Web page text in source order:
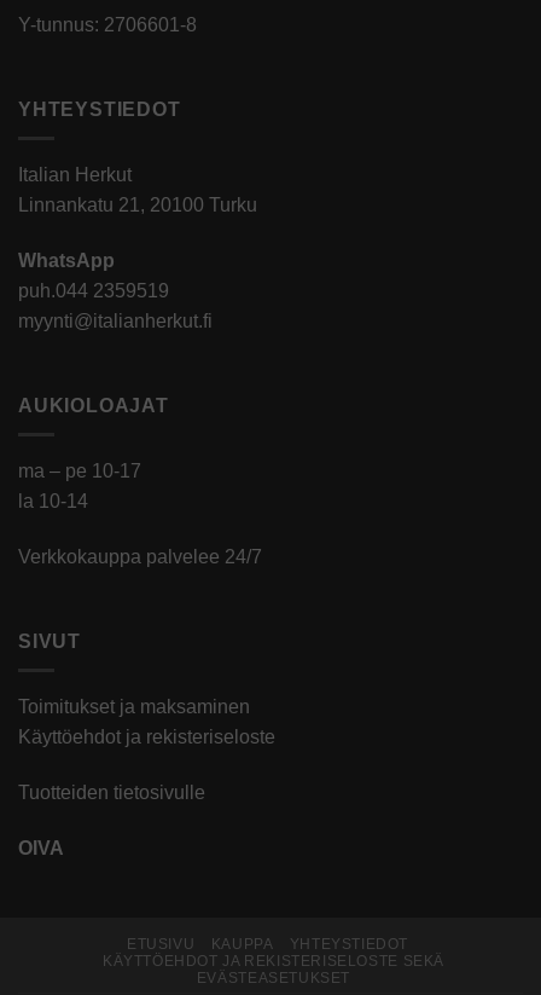
Y-tunnus: 2706601-8
YHTEYSTIEDOT
Italian Herkut
Linnankatu 21, 20100 Turku
WhatsApp
puh.044 2359519
myynti@italianherkut.fi
AUKIOLOAJAT
ma – pe 10-17
la 10-14
Verkkokauppa palvelee 24/7
SIVUT
Toimitukset ja maksaminen
Käyttöehdot ja rekisteriseloste
Tuotteiden tietosivulle
OIVA
ETUSIVU KAUPPA
YHTEYSTIEDOT
KÄYTTÖEHDOT JA REKISTERISELOSTE SEKÄ
EVÄSTEASETUKSET